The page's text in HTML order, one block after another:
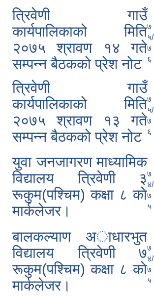
त्रिवेणी गाउँ
कार्यपालिकाको मिति
२०७५ श्रावण १४ गते
सम्पन्न बैठकको प्रेश नोट
७
५/
७
६
त्रिवेणी गाउँ
कार्यपालिकाको मिति
२०७५ श्रावण १३ गते
सम्पन्न बैठकको प्रेश नोट
७
५/
७
६
युवा जनजागरण माध्यामिक
विद्यालय त्रिवेणी ३
रूकुम(पश्चिम) कक्षा ८ काे
मार्कलेजर।
७
४/
७
५
बालकल्याण अाधारभुत
विद्यालय त्रिवेणी ७
रूकुम(पश्चिम) कक्षा ८ काे
मार्कलेजर।
७
४/
७
५